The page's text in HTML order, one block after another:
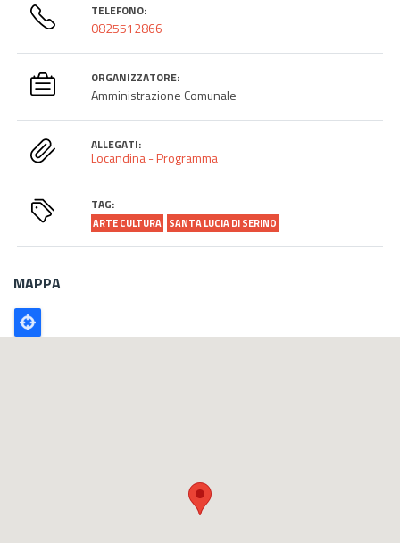
TELEFONO:
0825512866
ORGANIZZATORE:
Amministrazione Comunale
ALLEGATI:
Locandina - Programma
TAG:
ARTE CULTURA SANTA LUCIA DI SERINO
MAPPA
Poligono
GEO